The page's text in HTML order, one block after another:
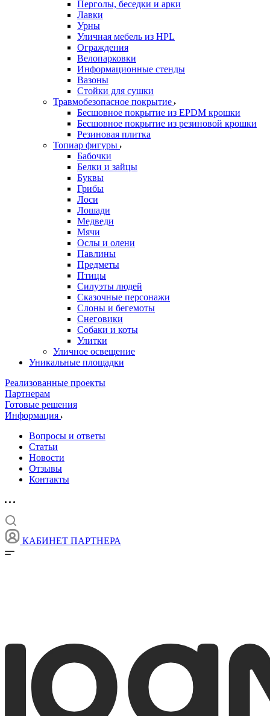
Перголы, беседки и арки
Лавки
Урны
Уличная мебель из HPL
Ограждения
Велопарковки
Информационные стенды
Вазоны
Стойки для сушки
Травмобезопасное покрытие
Бесшовное покрытие из EPDM крошки
Бесшовное покрытие из резиновой крошки
Резиновая плитка
Топиар фигуры
Бабочки
Белки и зайцы
Буквы
Грибы
Лоси
Лошади
Медведи
Мячи
Ослы и олени
Павлины
Предметы
Птицы
Силуэты людей
Сказочные персонажи
Слоны и бегемоты
Снеговики
Собаки и коты
Улитки
Уличное освещение
Уникальные площадки
Реализованные проекты
Партнерам
Готовые решения
Информация
Вопросы и ответы
Статьи
Новости
Отзывы
Контакты
КАБИНЕТ ПАРТНЕРА